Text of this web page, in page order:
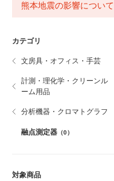
熊本地震の影響について
カテゴリ
文房具・オフィス・手芸
計測・理化学・クリーンル
ーム用品
分析機器・クロマトグラフ
融点測定器 （0）
対象商品